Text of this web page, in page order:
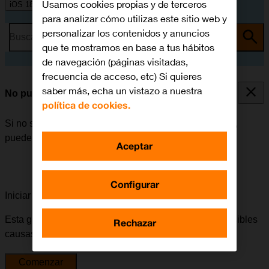
iOS 18
Busca por problema o tema
No puedo iniciar mi móvil
Si no se puede iniciar el móvil después de encenderlo,
puede haber varias causas al problema.
Iniciar la guía para solucionar tu problema
Esta guía te va a conducir a través de una serie de posibles
causas y soluciones al problema.
Comenzar
Usamos cookies propias y de terceros
para analizar cómo utilizas este sitio web y
personalizar los contenidos y anuncios
que te mostramos en base a tus hábitos
de navegación (páginas visitadas,
frecuencia de acceso, etc) Si quieres
saber más, echa un vistazo a nuestra
política de cookies.
Configurar
Rechazar
Aceptar